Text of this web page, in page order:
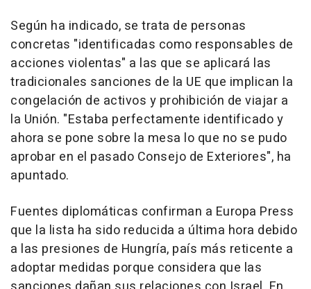
Según ha indicado, se trata de personas
concretas "identificadas como responsables de
acciones violentas" a las que se aplicará las
tradicionales sanciones de la UE que implican la
congelación de activos y prohibición de viajar a
la Unión. "Estaba perfectamente identificado y
ahora se pone sobre la mesa lo que no se pudo
aprobar en el pasado Consejo de Exteriores", ha
apuntado.
Fuentes diplomáticas confirman a Europa Press
que la lista ha sido reducida a última hora debido
a las presiones de Hungría, país más reticente a
adoptar medidas porque considera que las